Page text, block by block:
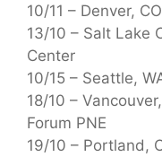
10/11 – Denver,
13/10 – Salt Lake
Center
10/15 – Seattle,
18/10 –
Forum PNE
19/10 – Portland,